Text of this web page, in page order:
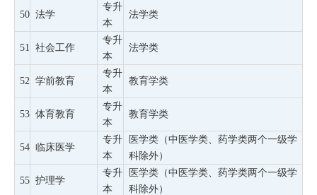
50 法学
专升
本
法学类
51 社会工作
专升
本
法学类
52 学前教育
专升
本
教育学类
53 体育教育
专升
本
教育学类
54 临床医学
专升
本
医学类（中医学类、药学类两个一级学
科除外）
55 护理学
专升
本
医学类（中医学类、药学类两个一级学
科除外）